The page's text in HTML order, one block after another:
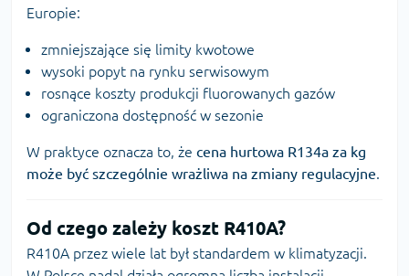
Europie:
zmniejszające się limity kwotowe
wysoki popyt na rynku serwisowym
rosnące koszty produkcji fluorowanych gazów
ograniczona dostępność w sezonie
W praktyce oznacza to, że cena hurtowa R134a za kg
może być szczególnie wrażliwa na zmiany regulacyjne
Od czego zależy koszt R410A?
R410A przez wiele lat był standardem w klimatyzacji.